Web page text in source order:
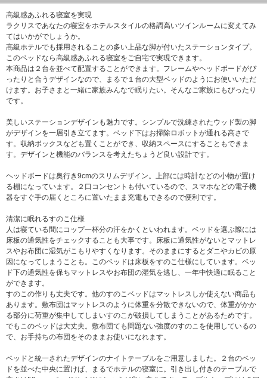
高級感あふれる寝室を実現
ラクリスであなたの寝室をホテルスタイルの格調高いツインルームに変えてみ
てはいかがでしょうか。
高級ホテルでも採用されることの多い上品な脚が付いたステーションタイプ。
このベッドなら高級感あふれる寝室をご自宅で実現できます。
本商品は２台を並べて配置することができます。フレームやヘッドボードがぴ
ったりと合うデザインなので、まるで１台の大型ベッドのようにお使いいただ
けます。お子さまと一緒に家族みんなで眠りたい。そんなご家族にもぴったり
です。
美しいステーションデザインも魅力です。シンプルで洗練されたウッド製の脚
がデザインを一層引き立てます。ベッド下はお掃除ロボットが通れる高さで
す。収納ボックスなども置くことができ、収納スペースにすることもできま
す。デザインと機能のバランスを考えたちょうど良い設計です。
ヘッドボードは奥行き9cmのスリムデザイン。上部には時計などの小物が置け
る棚になっています。２口コンセントも付いているので、スマホなどの電子機
器をすぐ手の届くところに置いたまま充電もできるので便利です。
清潔に眠れるすのこ仕様
人は寝ている間にコップ一杯分の汗をかくといわれます。ベッドを選ぶ際には
床板の通気性をチェックすることも大事です。床板に通気性がないとマットレ
スやお布団に湿気がこもりやすくなります。そのままにするとダニやカビの原
因になってしまうことも。このベッドは床板をすのこ仕様にしています。ベッ
ド下の通気性を保ちマットレスやお布団の湿気を逃し、一年中快適に眠ること
ができます。
すのこの作りも丈夫です。他のすのこベッドはマットレスしか使えない商品も
あります。敷布団はマットレスのように体重を分散できないので、体重がかか
る部分に荷重が集中してしまいすのこが破損してしまうことがあるためです。
でもこのベッドは大丈夫。敷布団ても問題ない強度のすのこを使用しているの
で、お手持ちの布団をそのままお使いになれます。
ベッドと統一されたデザインのナイトテーブルをご用意しました。２台のベッ
ドを並べた中央に置けば、まるでホテルの寝室に。引き出し付きのテーブルで